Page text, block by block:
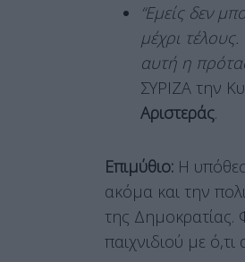
“Εμείς δεν
μέχρι
αυτή η
ΣΥΡΙΖΑ την
Αριστεράς.
Επιμύθιο: Η
ακόμα και την
της Δημοκρατίας.
παιχνιδιού με ό,τι